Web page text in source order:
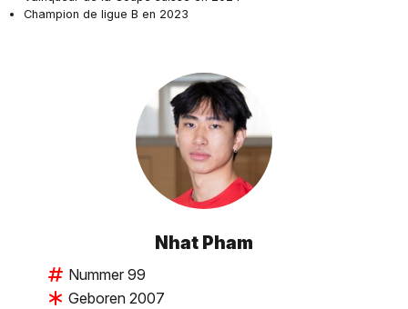
Champion de ligue B en 2023
Nhat Pham
Nummer 99
Geboren 2007